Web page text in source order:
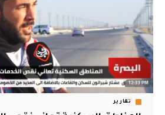
تقارير